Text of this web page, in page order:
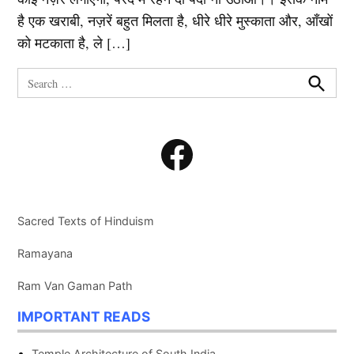
है एक खराबी, नज़रें बहुत मिलता है, धीरे धीरे मुस्काता और, आँखों
को मटकाता है, ले […]
for:
Search
Facebook
Sacred Texts of Hinduism
Ramayana
Ram Van Gaman Path
IMPORTANT READS